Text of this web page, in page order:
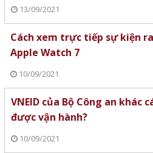
13/09/2021
Cách xem trực tiếp sự kiện
Apple Watch 7
10/09/2021
VNEID của Bộ Công an khác
được vận hành?
10/09/2021